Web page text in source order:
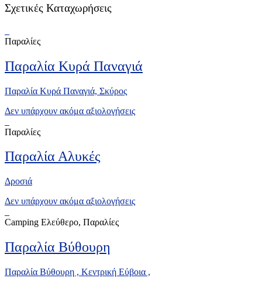
Σχετικές Καταχωρήσεις
Παραλίες
Παραλία Κυρά Παναγιά
Παραλία Κυρά Παναγιά, Σκύρος
Δεν υπάρχουν ακόμα αξιολογήσεις
Παραλίες
Παραλία Αλυκές
Δροσιά
Δεν υπάρχουν ακόμα αξιολογήσεις
Camping Ελεύθερο, Παραλίες
Παραλία Βύθουρη
Παραλία Βύθουρη , Κεντρική Εύβοια ,